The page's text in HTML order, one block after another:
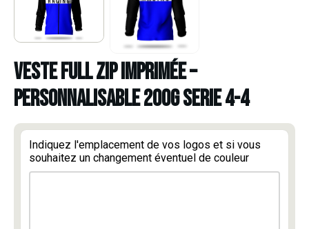
VESTE FULL ZIP IMPRIMÉE –
PERSONNALISABLE 200G SERIE 4-4
Indiquez l'emplacement de vos logos et si vous
souhaitez un changement éventuel de couleur